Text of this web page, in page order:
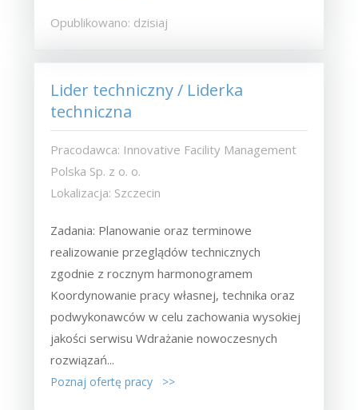
Opublikowano: dzisiaj
Lider techniczny / Liderka
techniczna
Pracodawca: Innovative Facility Management
Polska Sp. z o. o.
Lokalizacja: Szczecin
Zadania: Planowanie oraz terminowe
realizowanie przeglądów technicznych
zgodnie z rocznym harmonogramem
Koordynowanie pracy własnej, technika oraz
podwykonawców w celu zachowania wysokiej
jakości serwisu Wdrażanie nowoczesnych
rozwiązań...
Poznaj ofertę pracy >>